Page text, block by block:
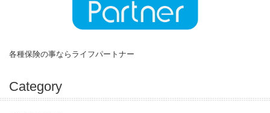
各種保険の事ならライフパートナー
Category